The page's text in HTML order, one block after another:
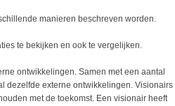
manieren beschreven worden.
te bekijken en ook te vergelijken.
ontwikkelingen. Samen met een aantal
dezelfde externe ontwikkelingen. Visionairs
met de toekomst. Een visionair heeft